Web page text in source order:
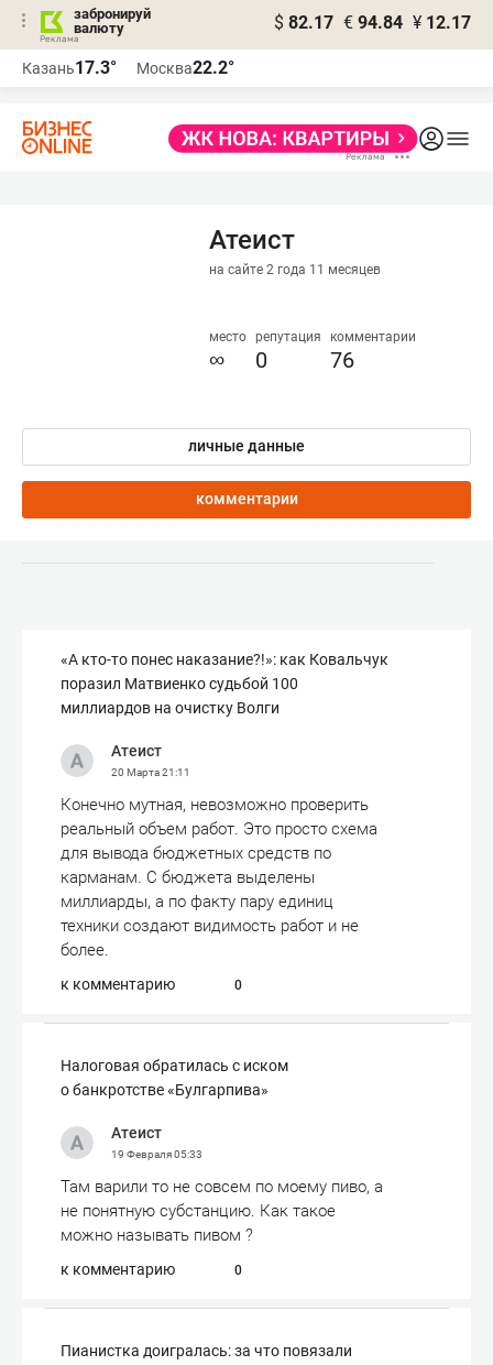
забронируй
валюту
$ 82.17 € 94.84 ¥ 12.17
Казань17.3° Москва22.2°
Атеист
на сайте 2 года 11 месяцев
место
∞
репутация
0
комментарии
76
личные данные
комментарии
«А кто-то понес наказание?!»: как Ковальчук
поразил Матвиенко судьбой 100
миллиардов на очистку Волги
Атеист
20 Марта21:11
Конечно мутная, невозможно проверить
реальный объем работ. Это просто схема
для вывода бюджетных средств по
карманам. С бюджета выделены
миллиарды, а по факту пару единиц
техники создают видимость работ и не
более.
к комментарию 0
Налоговая обратилась с иском
о банкротстве «Булгарпива»
Атеист
19 Февраля05:33
Там варили то не совсем по моему пиво, а
не понятную субстанцию. Как такое
можно называть пивом ?
к комментарию 0
Пианистка доигралась: за что повязали